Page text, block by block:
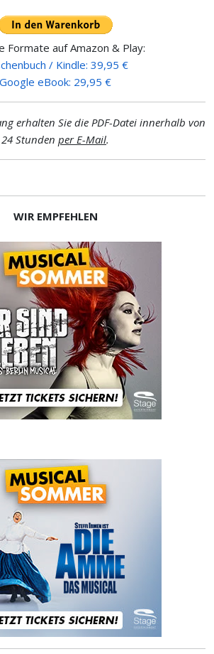
Formate auf Amazon & Play:
/ Kindle: 39,95 €
Google eBook: 29,95 €
erhalten Sie die PDF-Datei innerhalb von
24 Stunden per E-Mail.
WIR EMPFEHLEN